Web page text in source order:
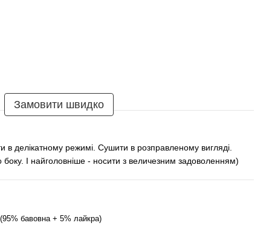
Замовити швидко
в делікатному режимі. Сушити в розправленому вигляді.
боку. І найголовніше - носити з величезним задоволенням)
бавовна + 5% лайкра)